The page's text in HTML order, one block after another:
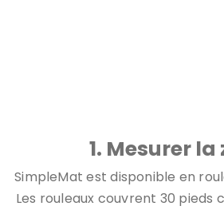
1. Mesurer la
SimpleMat est disponible en
Les rouleaux couvrent 30 pieds